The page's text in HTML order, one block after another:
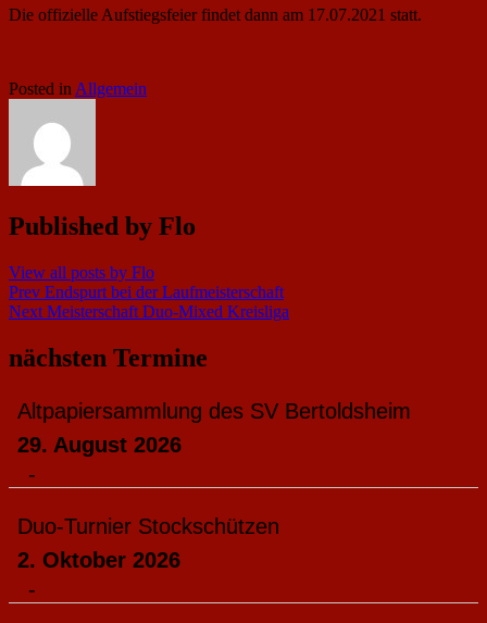
Die offizielle Aufstiegsfeier findet dann am 17.07.2021 statt.
Posted inAllgemein
Published by Flo
View all posts by Flo
Beitragsnavigation
Prev Endspurt bei der Laufmeisterschaft
Next Meisterschaft Duo-Mixed Kreisliga
nächsten Termine
Altpapiersammlung des SV Bertoldsheim
29. August 2026
-
Duo-Turnier Stockschützen
2. Oktober 2026
-